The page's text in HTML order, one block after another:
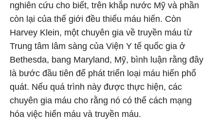
nghiên cứu cho biết, trên khắp nước Mỹ và phần
còn lại của thế giới đều thiếu máu hiến. Còn
Harvey Klein, một chuyên gia về truyền máu từ
Trung tâm lâm sàng của Viện Y tế quốc gia ở
Bethesda, bang Maryland, Mỹ, bình luận rằng đây
là bước đầu tiên để phát triển loại máu hiến phổ
quát. Nếu quá trình này được thực hiện, các
chuyên gia máu cho rằng nó có thể cách mạng
hóa việc hiến máu và truyền máu.